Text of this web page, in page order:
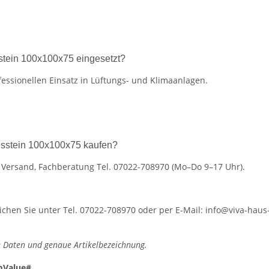
100x100x75 eingesetzt?
Einsatz in Lüftungs- und Klimaanlagen.
100x100x75 kaufen?
Fachberatung Tel. 07022-708970 (Mo–Do 9–17 Uhr).
Sie unter Tel. 07022-708970 oder per E-Mail: info@viva-
und genaue Artikelbezeichnung.